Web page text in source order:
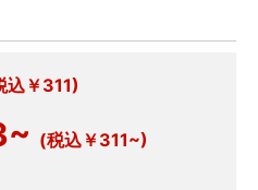
込￥311)
(税込￥311~)